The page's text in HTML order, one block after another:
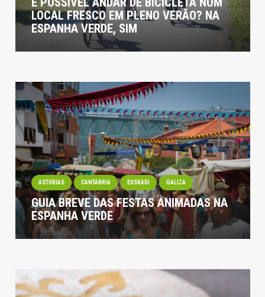
LOCAL FRESCO EM PLENO VERÃO? NA
ESPANHA VERDE, SIM
ASTÚRIAS CANTÁBRIA EUSKADI GALIZA
GUIA BREVE DAS FESTAS ANIMADAS NA
ESPANHA VERDE